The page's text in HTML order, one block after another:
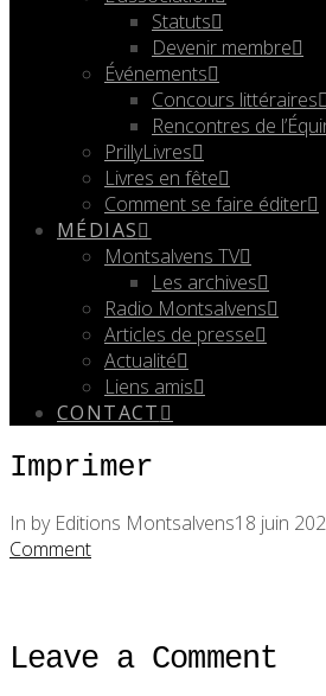
Statuts
Devenir membre
Événements
Concours littéraires
Rencontres de
PrillyLivres
Livres en fête
Comment se faire éditer
MÉDIAS
Montsalvens TV
Les archives
Radio Montsalvens
Articles de presse
Actualité
Liens amis
CONTACT
Imprimer
In by Editions Montsalvens18 juin
Comment
Leave a Comment